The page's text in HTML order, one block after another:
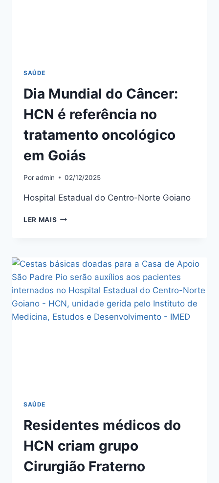
SAÚDE
Dia Mundial do Câncer:
HCN é referência no
tratamento oncológico
em Goiás
Poradmin 02/12/2025
Hospital Estadual do Centro-Norte Goiano
LER MAIS
SAÚDE
Residentes médicos do
HCN criam grupo
Cirurgião Fraterno